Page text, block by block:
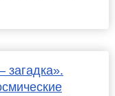
загадка».